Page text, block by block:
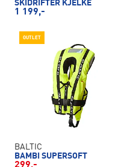
SKIDRIFTER KJELKE
1 199,-
OUTLET
BALTIC
BAMBI SUPERSOFT
299,-